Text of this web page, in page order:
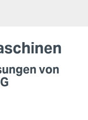
von